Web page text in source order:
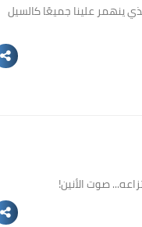
ينهمر علينا جميعًا كالسيل
صوت الأنين!